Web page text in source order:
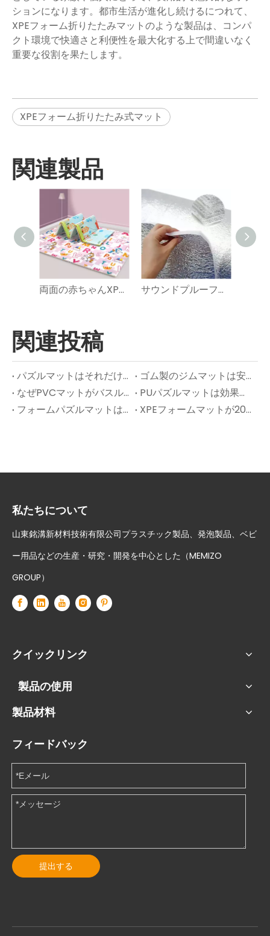
ションになります。都市生活が進化し続けるにつれて、
XPEフォーム折りたたみマットのような製品は、コンパ
クト環境で快適さと利便性を最大化する上で間違いなく
重要な役割を果たします。
XPEフォーム折りたたみ式マット
関連製品
両面の赤ちゃんXPEフォームプレイマット サウンドプルーフアルミホイル熱絶縁XPEフォームパッド
関連投稿
パズルマットはそれだけの価値がありますか？
ゴム製のジムマットは安全ですか?
なぜPVCマットがバスルームの床や濡れたエリアに最適なのですか？
PUパズルマットは効果がありますか?
フォームパズルマットはどのように機能しますか? – 拡張された洞察
XPEフォームマットが2025年に現代の保育園のデザインを引き継いでいる理由
私たちについて
山東銘溝新材料技術有限公司プラスチック製品、発泡製品、ベビ
ー用品などの生産・研究・開発を中心とした（MEMIZO
GROUP）
クイックリンク
製品の使用
製品材料
フィードバック
提出する